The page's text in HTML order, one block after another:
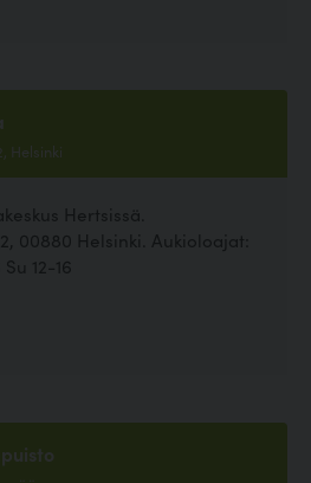
Helsinki
Hertsissä.
00880 Helsinki. Aukioloajat:
12-16